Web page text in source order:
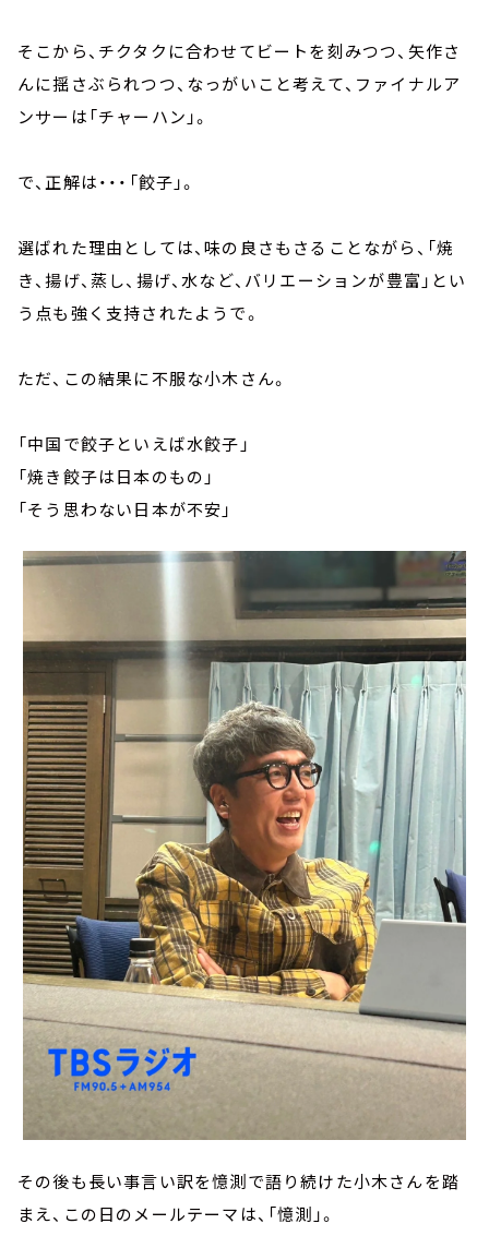
そこから、チクタクに合わせてビートを刻みつつ、矢作さ
んに揺さぶられつつ、なっがいこと考えて、ファイナルア
ンサーは「チャーハン」。
で、正解は・・・「餃子」。
選ばれた理由としては、味の良さもさることながら、「焼
き、揚げ、蒸し、揚げ、水など、バリエーションが豊富」とい
う点も強く支持されたようで。
ただ、この結果に不服な小木さん。
「中国で餃子といえば水餃子」
「焼き餃子は日本のもの」
「そう思わない日本が不安」
その後も長い事言い訳を憶測で語り続けた小木さんを踏
まえ、この日のメールテーマは、「憶測」。